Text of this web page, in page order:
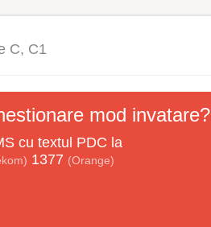
C, C1
mod invatare?
cu textul PDC la
1377 (Orange)